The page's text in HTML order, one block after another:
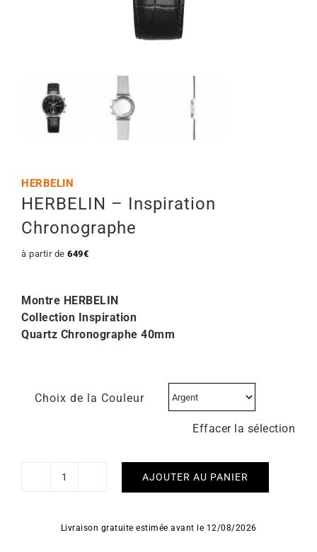
HERBELIN
HERBELIN – Inspiration
Chronographe
à partir de 649€
Montre HERBELIN
Collection Inspiration
Quartz Chronographe 40mm
Choix de la Couleur
Effacer la sélection
quantité
-
AJOUTER AU PANIER
Livraison gratuite estimée avant le 12/08/2026